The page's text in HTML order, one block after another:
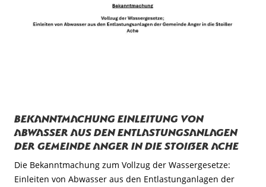
Bekanntmachung Einleitung von
Abwasser aus den Entlastungsanlagen
der Gemeinde Anger in die Stoißer Ache
Die Bekanntmachung zum Vollzug der Wassergesetze:
Einleiten von Abwasser aus den Entlastunganlagen der